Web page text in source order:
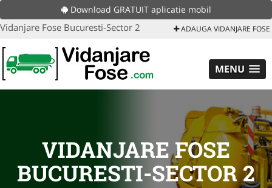
Download GRATUIT aplicatie mobil
Vidanjare Fose Bucuresti-Sector 2 ADAUGA VIDANJARE FOSE
MENU
VIDANJARE FOSE
BUCURESTI-SECTOR 2